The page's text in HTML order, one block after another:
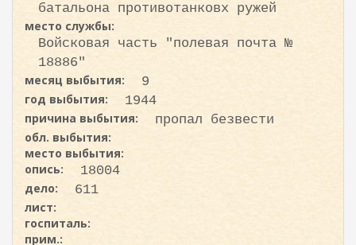
батальона противотанковх ружей
место службы:
Войсковая часть "полевая почта №
18886"
месяц выбытия:
9
год выбытия:
1944
причина выбытия:
пропал безвести
обл. выбытия:
место выбытия:
опись:
18004
дело:
611
лист:
госпиталь:
прим.: